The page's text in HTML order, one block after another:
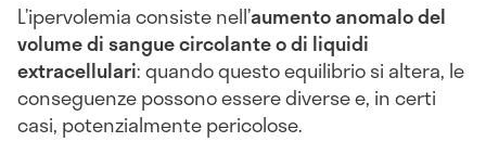
L’ipervolemia consiste nell’aumento anomalo del
volume di sangue circolante o di liquidi
extracellulari: quando questo equilibrio si altera, le
conseguenze possono essere diverse e, in certi
casi, potenzialmente pericolose.